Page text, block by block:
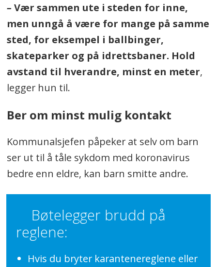
– Vær sammen ute i steden for inne,
men unngå å være for mange på samme
sted, for eksempel i ballbinger,
skateparker og på idrettsbaner. Hold
avstand til hverandre, minst en meter,
legger hun til.
Ber om minst mulig kontakt
Kommunalsjefen påpeker at selv om barn
ser ut til å tåle sykdom med koronavirus
bedre enn eldre, kan barn smitte andre.
Bøtelegger brudd på
reglene:
Hvis du bryter karantenereglene eller